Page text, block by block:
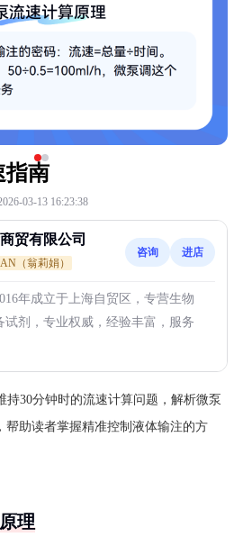
指南
03-13 16:23:38
贸有限公司
（翁莉娟）
咨询 进店
年成立于上海自贸区，专营生物
试剂，专业权威，经验丰富，服务
持30分钟时的流速计算问题，解析微泵
帮助读者掌握精准控制液体输注的方
理